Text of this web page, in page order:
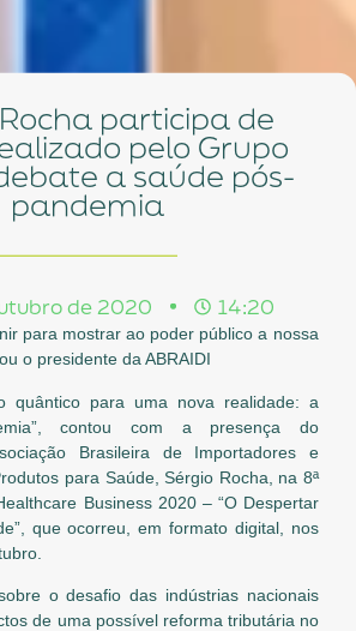
pelo Grupo
a saúde pós-
pandemia
de 2020 14:20
para mostrar ao poder público a nossa
o presidente da ABRAIDI
quântico para uma nova realidade: a
contou com a presença do
Brasileira de Importadores e
para Saúde, Sérgio Rocha, na 8ª
Business 2020 – “O Despertar
que ocorreu, em formato digital, nos
o desafio das indústrias nacionais
de uma possível reforma tributária no